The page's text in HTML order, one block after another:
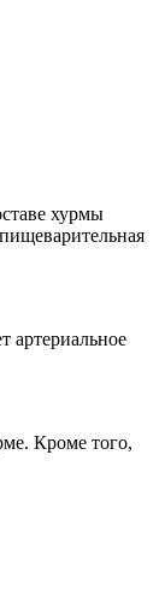
хурмы
артериальное
Кроме того,